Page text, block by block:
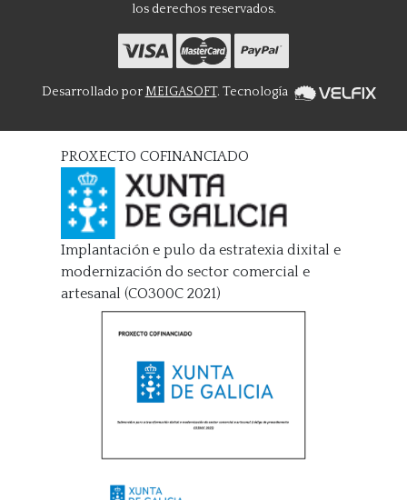
los derechos reservados.
Desarrollado porMEIGASOFT. Tecnología
PROXECTO COFINANCIADO
Implantación e pulo da estratexia dixital e
modernización do sector comercial e
artesanal (CO300C 2021)